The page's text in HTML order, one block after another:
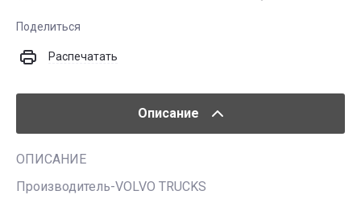
Поделиться
Распечатать
Описание
ОПИСАНИЕ
Производитель-VOLVO TRUCKS